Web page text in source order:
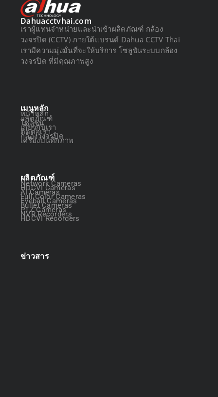
Dahuacctvhai.com
เราผู้แทนจำหน่ายและนำเข้าผลิตภัณฑ์ กล้อง
วงจรปิด (CCTV) ภายใต้แบรนด์ Dahua CCTV Thai
เรามีความมุ่งมั่นที่จะให้บริการ โซลูชันระบบกล้อง
วงจรปิด ที่มีคุณภาพสูง
เมนูหลัก
หน้าหลัก
ผลิตภัณฑ์
โซลูชัน
เกี่ยวกับเรา
ติดต่อเรา
กล้องวงจรปิด
เครื่องบันทึกภาพ
ผลิตภัณฑ์
Network Cameras
HDCVI Cameras
AI Cameras
Full Color Cameras
Eyeball Cameras
Bullet Cameras
PTZ Cameras
NVR Recorders
HDCVI Recorders
ข่าวสาร